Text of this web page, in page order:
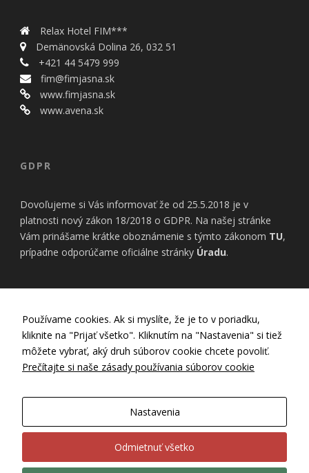
Relax Hotel FIM***
Demänovská Dolina 26, 032 51
+421 44 5479 999
fim@fimjasna.sk
www.fimjasna.sk
www.avena.sk
GDPR
Dovoľujeme si Vás informovať že od 25.5.2018 je v
platnosti nový zákon 18/2018 o GDPR. Na našej stránke
Vám prinášame krátke oboznámenie s týmto zákonom TU,
prípadne odporúčame oficiálne stránky Úradu.
Nastavenia Cookies
Zásady používania cookies
Zásady ochrany osobných údajov
GDPR
Všeobecné obchodné podmienky
Záručný a reklamačný poriadok
Používame cookies. Ak si myslíte, že je to v poriadku,
kliknite na "Prijať všetko". Kliknutím na "Nastavenia" si tiež
môžete vybrať, aký druh súborov cookie chcete povoliť.
Prečítajte si naše zásady používania súborov cookie
Nastavenia
Odmietnuť všetko